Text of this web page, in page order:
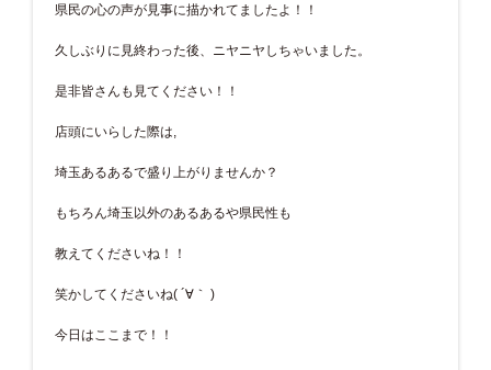
県民の心の声が見事に描かれてましたよ！！
久しぶりに見終わった後、ニヤニヤしちゃいました。
是非皆さんも見てください！！
店頭にいらした際は,
埼玉あるあるで盛り上がりませんか？
もちろん埼玉以外のあるあるや県民性も
教えてくださいね！！
笑かしてくださいね( ´∀｀ )
今日はここまで！！